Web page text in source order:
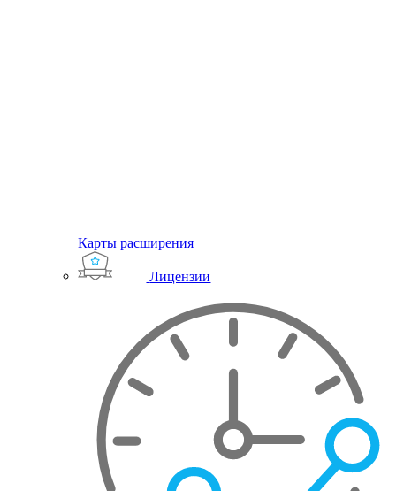
Карты расширения
Лицензии